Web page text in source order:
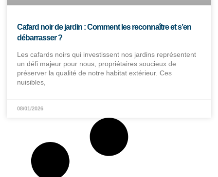
Cafard noir de jardin : Comment les reconnaître et s’en
débarrasser ?
Les cafards noirs qui investissent nos jardins représentent
un défi majeur pour nous, propriétaires soucieux de
préserver la qualité de notre habitat extérieur. Ces
nuisibles,
08/01/2026